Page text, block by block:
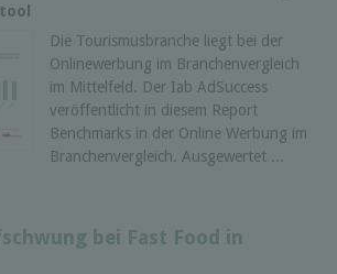
Die Tourismusbranche liegt bei der
Onlinewerbung im Branchenvergleich
im Mittelfeld. Der Iab AdSuccess
veröffentlicht in diesem Report
Benchmarks in der Online Werbung im
Branchenvergleich. Ausgewertet ...
bei Fast Food in